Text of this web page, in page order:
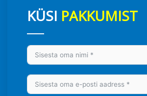
KÜSI PAKKUMIST